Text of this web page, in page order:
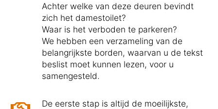
Achter welke van deze deuren bevindt
zich het damestoilet?
Waar is het verboden te parkeren?
We hebben een verzameling van de
belangrijkste borden, waarvan u de tekst
beslist moet kunnen lezen, voor u
samengesteld.
De eerste stap is altijd de moeilijkste,